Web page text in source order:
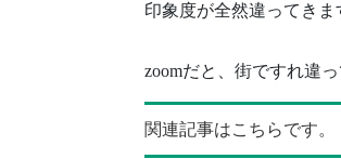
印象度が全然違ってきま
zoomだと、街ですれ違
関連記事はこちらです。